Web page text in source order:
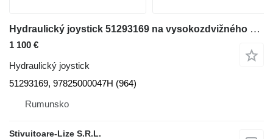
Hydraulický joystick 51293169 na vysokozdvižného vozíka Jungheinrich
1 100 €
Hydraulický joystick
51293169, 97825000047H (964)
Rumunsko
Stivuitoare-Lize S.R.L.